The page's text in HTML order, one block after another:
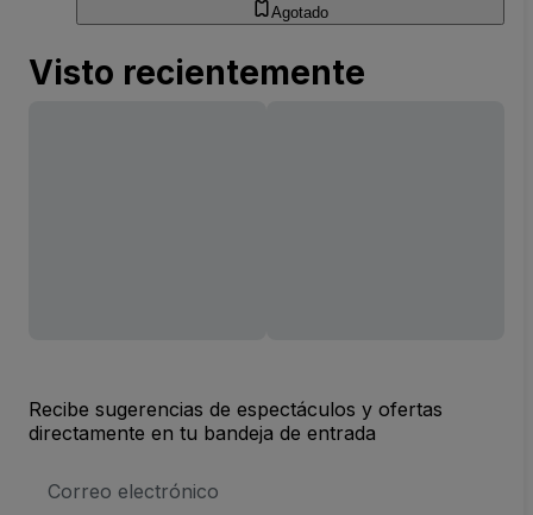
Agotado
Visto recientemente
Recibe sugerencias de espectáculos y ofertas
directamente en tu bandeja de entrada
de